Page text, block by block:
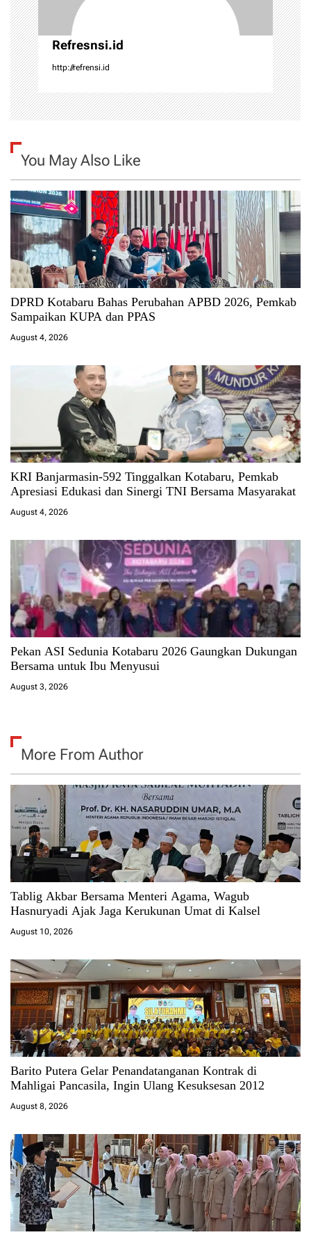
n
Refresnsi.id
http://refrensi.id
You May Also Like
DPRD Kotabaru Bahas Perubahan APBD 2026, Pemkab
Sampaikan KUPA dan PPAS
August 4, 2026
KRI Banjarmasin-592 Tinggalkan Kotabaru, Pemkab
Apresiasi Edukasi dan Sinergi TNI Bersama Masyarakat
August 4, 2026
Pekan ASI Sedunia Kotabaru 2026 Gaungkan Dukungan
Bersama untuk Ibu Menyusui
August 3, 2026
More From Author
Tablig Akbar Bersama Menteri Agama, Wagub
Hasnuryadi Ajak Jaga Kerukunan Umat di Kalsel
August 10, 2026
Barito Putera Gelar Penandatanganan Kontrak di
Mahligai Pancasila, Ingin Ulang Kesuksesan 2012
August 8, 2026